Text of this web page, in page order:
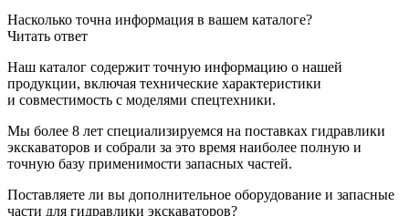
Насколько точна информация в вашем каталоге?
Читать ответ
Наш каталог содержит точную информацию о нашей
продукции, включая технические характеристики
и совместимость с моделями спецтехники.
Мы более 8 лет специализируемся на поставках гидравлики
экскаваторов и собрали за это время наиболее полную и
точную базу применимости запасных частей.
Поставляете ли вы дополнительное оборудование и запасные
части для гидравлики экскаваторов?